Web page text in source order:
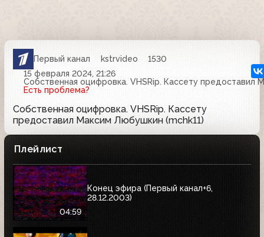
Первый канал kstrvideo
1530
15 февраля 2024, 21:26
Собственная оцифровка. VHSRip. Кассету предоставил
Есть проблема?
Собственная оцифровка. VHSRip. Кассету
предоставил Максим Любушкин (mchk11)
Плейлист
04:59
Конец эфира (Первый канал+6,
28.12.2003)